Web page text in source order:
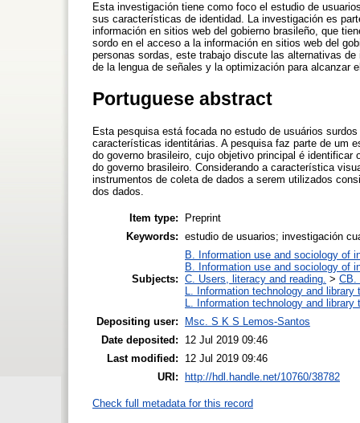
Esta investigación tiene como foco el estudio de
sus características de identidad. La investigación es
información en sitios web del gobierno brasileño, que
sordo en el acceso a la información en sitios web del
personas sordas, este trabajo discute las alternativas
de la lengua de señales y la optimización para alcanzar
Portuguese abstract
Esta pesquisa está focada no estudo de usuários
características identitárias. A pesquisa faz parte de um
do governo brasileiro, cujo objetivo principal é
do governo brasileiro. Considerando a característica
instrumentos de coleta de dados a serem utilizados
dos dados.
Item type:
Preprint
Keywords: estudio de usuarios; investigación
Subjects:
B. Information use and sociology of
B. Information use and sociology of
C. Users, literacy and reading. > CB.
L. Information technology and library
L. Information technology and library
Depositing user:
Msc. S K S Lemos-Santos
Date deposited:
12 Jul 2019 09:46
Last modified:
12 Jul 2019 09:46
URI:
http://hdl.handle.net/10760/38782
Check full metadata for this record